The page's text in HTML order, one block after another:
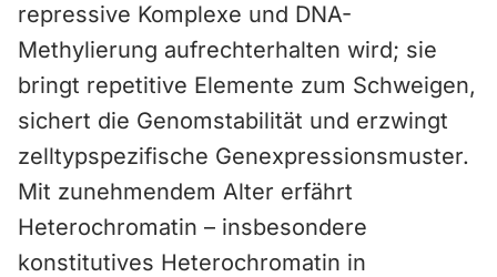
repressive Komplexe und DNA-
Methylierung aufrechterhalten wird; sie
bringt repetitive Elemente zum Schweigen,
sichert die Genomstabilität und erzwingt
zelltypspezifische Genexpressionsmuster.
Mit zunehmendem Alter erfährt
Heterochromatin – insbesondere
konstitutives Heterochromatin in